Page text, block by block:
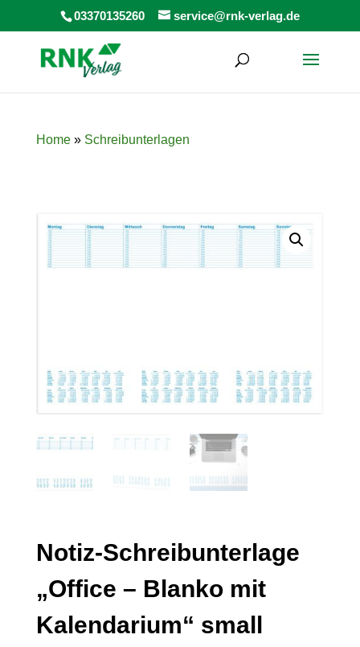
03370135260 service@rnk-verlag.de
Home» Schreibunterlagen
Notiz-Schreibunterlage
„Office – Blanko mit
Kalendarium“ small